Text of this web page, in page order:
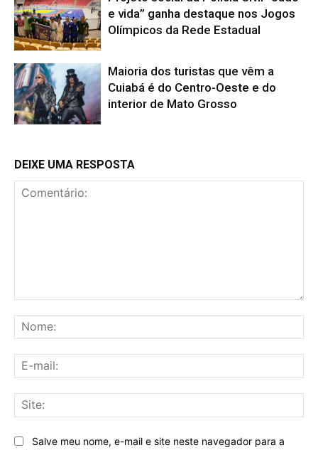
e vida” ganha destaque nos Jogos
Olímpicos da Rede Estadual
Maioria dos turistas que vêm a
Cuiabá é do Centro-Oeste e do
interior de Mato Grosso
DEIXE UMA RESPOSTA
Salve meu nome, e-mail e site neste navegador para a